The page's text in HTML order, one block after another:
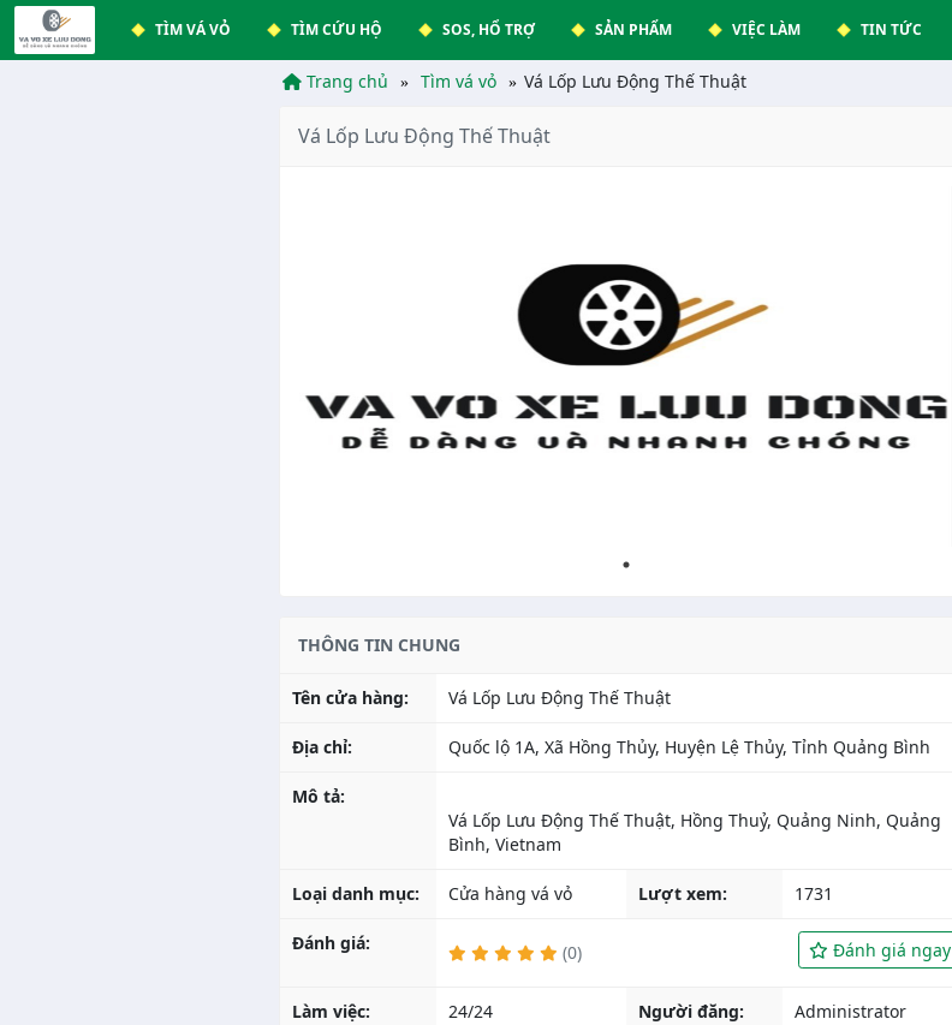
TÌM VÁ VỎ TÌM CỨU HỘ SOS, HỔ TRỢ SẢN PHẨM VIỆC LÀM TIN TỨC
Trang chủ Tìm vá vỏ Vá Lốp Lưu Động Thế Thuật
Vá Lốp Lưu Động Thế Thuật
THÔNG TIN CHUNG
Tên cửa hàng: Vá Lốp Lưu Động Thế Thuật
Địa chỉ: Quốc lộ 1A, Xã Hồng Thủy, Huyện Lệ Thủy, Tỉnh Quảng Bình
Mô tả:
Vá Lốp Lưu Động Thế Thuật, Hồng Thuỷ, Quảng Ninh, Quảng
Loại danh mục: Cửa hàng vá vỏ Lượt xem: 1731
Đánh giá: (0) Đánh giá ngay
Làm việc: 24/24 Người đăng: Administrator